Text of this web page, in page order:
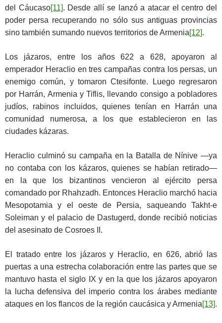
del Cáucaso[11]. Desde allí se lanzó a atacar el centro del
poder persa recuperando no sólo sus antiguas provincias
sino también sumando nuevos territorios de Armenia[12].
Los jázaros, entre los años 622 a 628, apoyaron al
emperador Heraclio en tres campañas contra los persas, un
enemigo común, y tomaron Ctesifonte. Luego regresaron
por Harrán, Armenia y Tiflis, llevando consigo a pobladores
judíos, rabinos incluidos, quienes tenían en Harrán una
comunidad numerosa, a los que establecieron en las
ciudades kázaras.
Heraclio culminó su campaña en la Batalla de Nínive —ya
no contaba con los kázaros, quienes se habían retirado—
en la que los bizantinos vencieron al ejército persa
comandado por Rhahzadh. Entonces Heraclio marchó hacia
Mesopotamia y el oeste de Persia, saqueando Takht-e
Soleiman y el palacio de Dastugerd, donde recibió noticias
del asesinato de Cosroes II.
El tratado entre los jázaros y Heraclio, en 626, abrió las
puertas a una estrecha colaboración entre las partes que se
mantuvo hasta el siglo IX y en la que los jázaros apoyaron
la lucha defensiva del imperio contra los árabes mediante
ataques en los flancos de la región caucásica y Armenia[13].